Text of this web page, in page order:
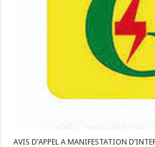
AVIS D’APPEL A MANIFESTATION